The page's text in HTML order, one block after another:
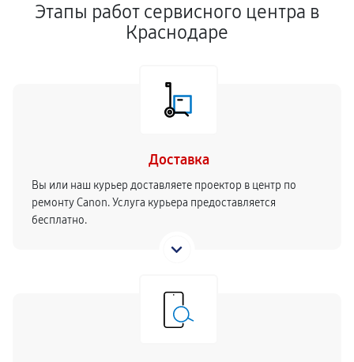
Этапы работ сервисного центра в
Краснодаре
Доставка
Вы или наш курьер доставляете проектор в центр по
ремонту Canon. Услуга курьера предоставляется
бесплатно.